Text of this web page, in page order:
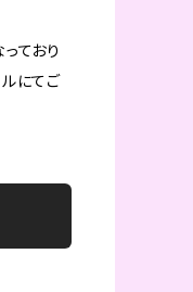
ており
にてご